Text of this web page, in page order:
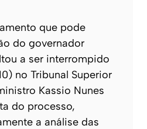
que pode
do governador
a ser interrompido
no Tribunal Superior
Kassio Nunes
do processo,
a análise das